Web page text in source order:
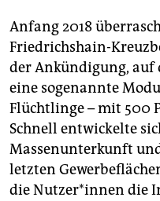
Anfang 2018
Friedrichshain-
der Ankündigung, auf
eine sogenannte
Flüchtlinge – mit 500
Schnell entwickelte
Massenunterkunft
letzten
die Nutzer*innen die